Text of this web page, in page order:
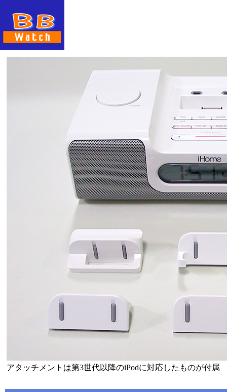
アタッチメントは第3世代以降のiPodに対応したものが付属